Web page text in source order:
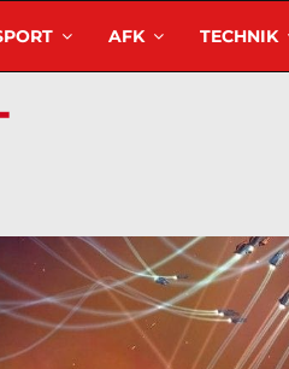
AFK TECHNIK